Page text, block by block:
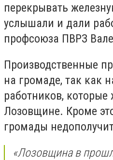
перекрывать
услышали и дали
профсоюза ПВРЗ
Производственные
на громаде, так как
работников, которые
Лозовщине. Кроме
громады
«Лозовщина в